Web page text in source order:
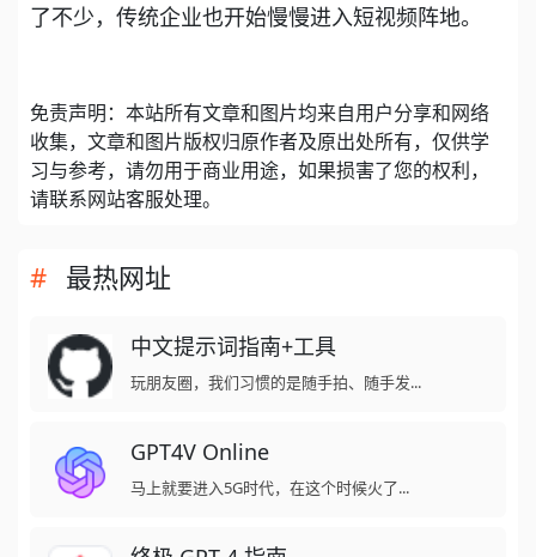
了不少，传统企业也开始慢慢进入短视频阵地。
免责声明：本站所有文章和图片均来自用户分享和网络
收集，文章和图片版权归原作者及原出处所有，仅供学
习与参考，请勿用于商业用途，如果损害了您的权利，
请联系网站客服处理。
最热网址
中文提示词指南+工具
玩朋友圈，我们习惯的是随手拍、随手发...
GPT4V Online
马上就要进入5G时代，在这个时候火了...